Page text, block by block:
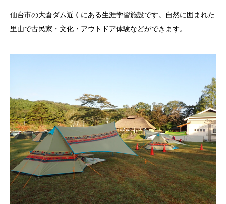
仙台市の大倉ダム近くにある生涯学習施設です。自然に囲まれた
里山で古民家・文化・アウトドア体験などができます。